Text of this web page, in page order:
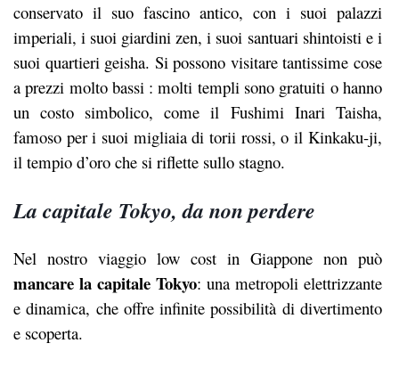
conservato il suo fascino antico, con i suoi palazzi
imperiali, i suoi giardini zen, i suoi santuari shintoisti e i
suoi quartieri geisha. Si possono visitare tantissime cose
a prezzi molto bassi : molti templi sono gratuiti o hanno
un costo simbolico, come il Fushimi Inari Taisha,
famoso per i suoi migliaia di torii rossi, o il Kinkaku-ji,
il tempio d’oro che si riflette sullo stagno.
La capitale Tokyo, da non perdere
Nel nostro viaggio low cost in Giappone non può
mancare la capitale Tokyo: una metropoli elettrizzante
e dinamica, che offre infinite possibilità di divertimento
e scoperta.